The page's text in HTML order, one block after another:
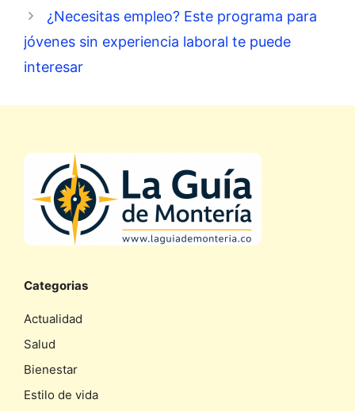
¿Necesitas empleo? Este programa para
jóvenes sin experiencia laboral te puede
interesar
Categorias
Actualidad
Salud
Bienestar
Estilo de vida